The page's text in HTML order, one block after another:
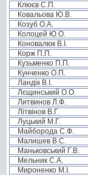
Клюєв С.П.
Ковальова Ю.В.
Козуб О.А.
Колоцей Ю.О.
Коновалюк В.І.
Корж П.П.
Кузьменко П.П.
Кунченко О.П.
Ландік В.І.
Лєщинський О.О.
Литвинов Л.Ф.
Літвінов В.Г.
Луцький М.Г.
Майборода С.Ф.
Малишев В.С.
Маньковський Г.В.
Мельник С.А.
Мироненко М.І.